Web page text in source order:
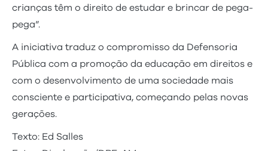
crianças têm o direito de estudar e brincar de pega-
pega”.
A iniciativa traduz o compromisso da Defensoria
Pública com a promoção da educação em direitos e
com o desenvolvimento de uma sociedade mais
consciente e participativa, começando pelas novas
gerações.
Texto: Ed Salles